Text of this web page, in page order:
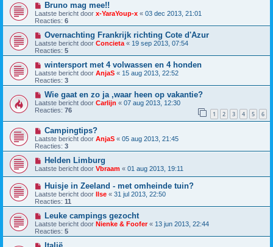
Bruno mag mee!!
Laatste bericht door x-YaraYoup-x « 03 dec 2013, 21:01
Reacties: 6
Overnachting Frankrijk richting Cote d'Azur
Laatste bericht door Concieta « 19 sep 2013, 07:54
Reacties: 5
wintersport met 4 volwassen en 4 honden
Laatste bericht door AnjaS « 15 aug 2013, 22:52
Reacties: 3
Wie gaat en zo ja ,waar heen op vakantie?
Laatste bericht door Carlijn « 07 aug 2013, 12:30
Reacties: 76 1 2 3 4 5 6
Campingtips?
Laatste bericht door AnjaS « 05 aug 2013, 21:45
Reacties: 3
Helden Limburg
Laatste bericht door Vbraam « 01 aug 2013, 19:11
Huisje in Zeeland - met omheinde tuin?
Laatste bericht door Ilse « 31 jul 2013, 22:50
Reacties: 11
Leuke campings gezocht
Laatste bericht door Nienke & Foofer« 13 jun 2013, 22:44
Reacties: 5